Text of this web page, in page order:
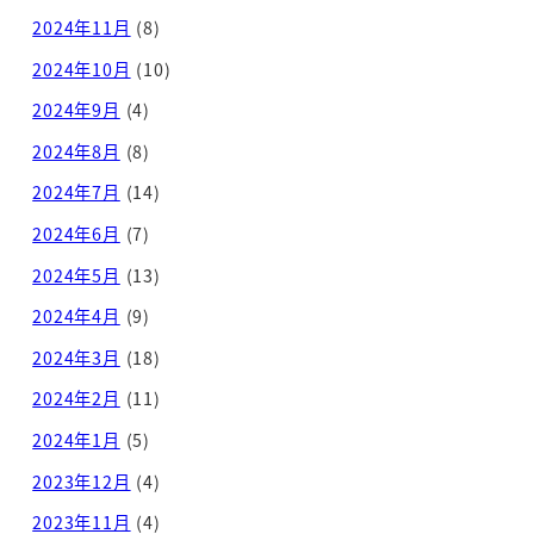
2024年11月 (8)
2024年10月 (10)
2024年9月 (4)
2024年8月 (8)
2024年7月 (14)
2024年6月 (7)
2024年5月 (13)
2024年4月 (9)
2024年3月 (18)
2024年2月 (11)
2024年1月 (5)
2023年12月 (4)
2023年11月 (4)